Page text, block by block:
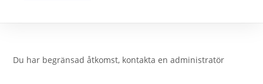
Du har begränsad åtkomst, kontakta en administratör